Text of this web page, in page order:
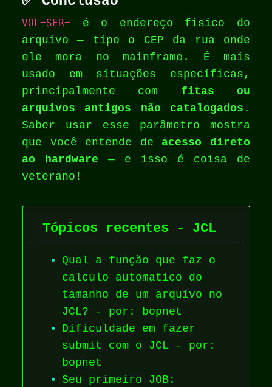
VOL=SER= é o endereço físico do
arquivo — tipo o CEP da rua onde
ele mora no mainframe. É mais
usado em situações específicas,
principalmente com fitas ou
arquivos antigos não catalogados .
Saber usar esse parâmetro mostra
que você entende de acesso direto
ao hardware — e isso é coisa de
veterano!
Tópicos recentes - JCL
Qual a função que faz o
calculo automatico do
tamanho de um arquivo no
JCL? - por: bopnet
Dificuldade em fazer
submit com o JCL - por:
bopnet
Seu primeiro JOB: